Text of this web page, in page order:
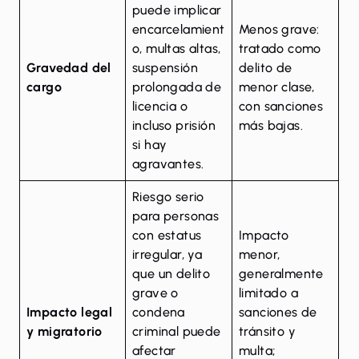
Gravedad del
cargo
puede implicar
encarcelamient
o, multas altas,
suspensión
prolongada de
licencia o
incluso prisión
si hay
agravantes.
Menos grave:
tratado como
delito de
menor clase,
con sanciones
más bajas.
Impacto legal
y migratorio
Riesgo serio
para personas
con estatus
irregular, ya
que un delito
grave o
condena
criminal puede
afectar
Impacto
menor,
generalmente
limitado a
sanciones de
tránsito y
multa;